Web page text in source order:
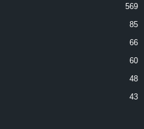
569
85
66
60
48
43